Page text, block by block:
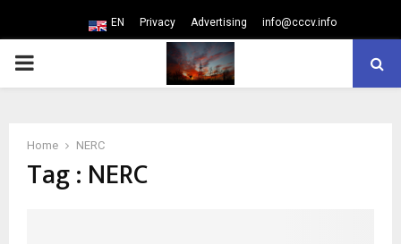
EN Privacy Advertising info@cccv.info
PRIMARY
Home NERC
Tag : NERC